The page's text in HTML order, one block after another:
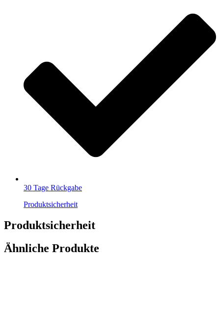
30 Tage Rückgabe
Produktsicherheit
Produktsicherheit
Ähnliche Produkte